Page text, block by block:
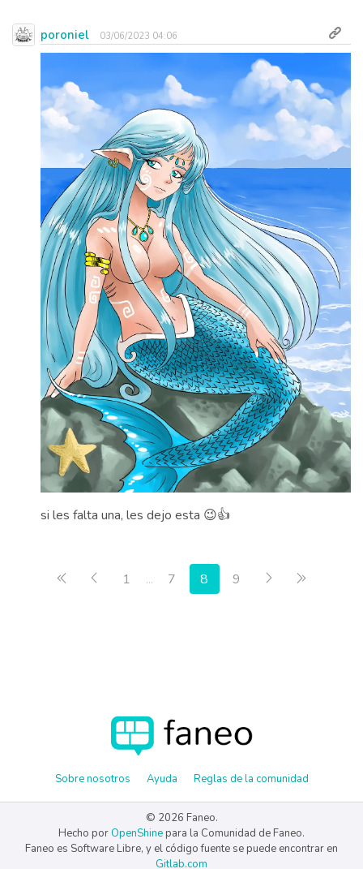
poroniel 03/06/2023 04:06
si les falta una, les dejo esta 😉👍
Primera página
Anterior
1 ... 7 8 9 Siguiente
Sobre nosotros Ayuda Reglas de la comunidad
© 2026 Faneo.
Hecho por OpenShine para la Comunidad de Faneo.
Faneo es Software Libre, y el código fuente se puede encontrar en
Gitlab.com